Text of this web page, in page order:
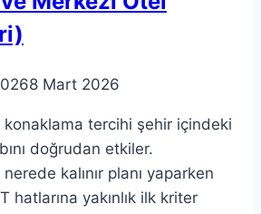
8 Mart 2026
konaklama tercihi şehir içindeki
doğrudan etkiler.
nerede kalınır planı yaparken
hatlarına yakınlık ilk kriter